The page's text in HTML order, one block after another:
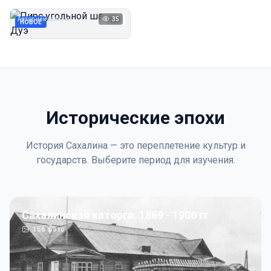
НОВОЕ 1923
Автор неизвестен 35
Исторические эпохи
История Сахалина — это переплетение культур и
государств. Выберите период для изучения.
Сахалинская каторга: 1869 - 1906 гг
156фото